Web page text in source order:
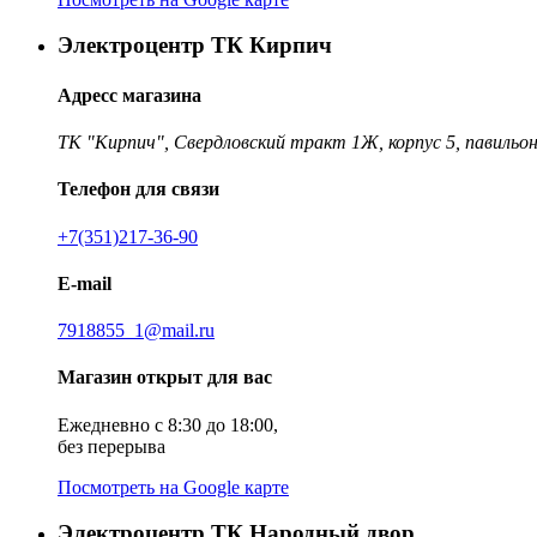
Электроцентр ТК Кирпич
Адресс магазина
ТК "Кирпич", Свердловский тракт 1Ж, корпус 5,
Телефон для связи
+7(351)217-36-90
E-mail
7918855_1@mail.ru
Магазин открыт для вас
Ежедневно с 8:30 до 18:00,
без перерыва
Посмотреть на Google карте